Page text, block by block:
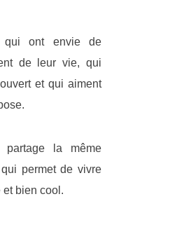
qui ont envie de
de leur vie, qui
et qui aiment
partage la même
permet de vivre
bien cool.